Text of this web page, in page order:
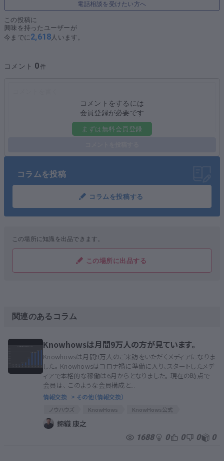
コラムを投稿
コラムを投稿する
コメント 0
コメントをするには
会員登録が必要です
まずは無料会員登録
電話相談を受けたい方へ
この投稿に
興味を持ったユーザーが
今までに2,618人います。
この場所に知識を出品できます。
この場所に出品する
関連のあるコラム
Knowhowsは月間9万人の方が見ています。
Knowhowsは月間9万人のご来訪をいただくメディアになりま
した。 Knowhowsはコロナ禍に準備に入り、スタートしたメデ
ィアで本格的な稼働は6月からとなりました。 現在の時点で
会員は、 このような会員構成と...
情報交換 > その他（情報交換）
ノウハウズ KnowHows
KnowHows公式
ノウハウズ公式
錦織 康之
1688 0 0 0 0